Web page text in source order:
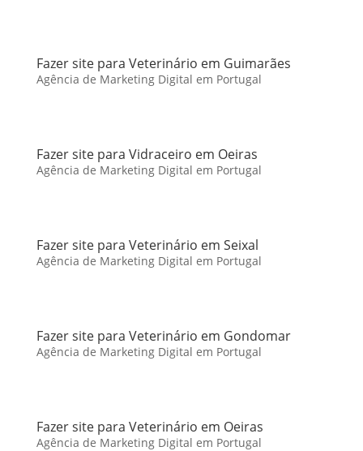
Fazer site para Veterinário em Guimarães
Agência de Marketing Digital em Portugal
Fazer site para Vidraceiro em Oeiras
Agência de Marketing Digital em Portugal
Fazer site para Veterinário em Seixal
Agência de Marketing Digital em Portugal
Fazer site para Veterinário em Gondomar
Agência de Marketing Digital em Portugal
Fazer site para Veterinário em Oeiras
Agência de Marketing Digital em Portugal